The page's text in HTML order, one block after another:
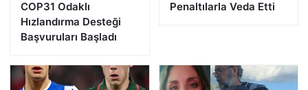
COP31 Odaklı
Hızlandırma Desteği
Başvuruları Başladı
Penaltılarla Veda Etti